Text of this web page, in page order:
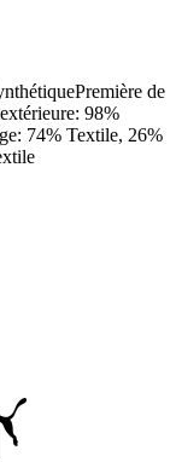
de
98%
74% Textile, 26%